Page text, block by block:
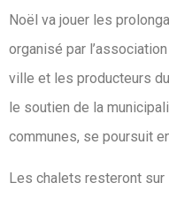
Noël va jouer les
organisé par
ville et les producteurs
le soutien de la
communes, se poursuit
Les chalets resteront